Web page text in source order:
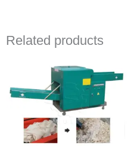
Related products